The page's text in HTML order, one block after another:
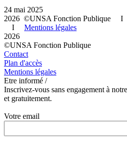
24 mai 2025
2026 ©UNSA Fonction Publique
I Mentions légales
2026
©UNSA Fonction Publique
Contact
Plan d'accès
Mentions légales
Etre informé /
Inscrivez-vous sans engagement à
et gratuitement.
Votre email